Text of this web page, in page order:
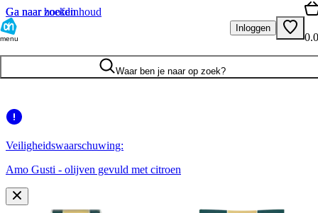
Ga naar hoofdinhoud
Ga naar zoeken
menu
Inloggen
Waar ben je naar op zoek?
Veiligheidswaarschuwing:
Amo Gusti - olijven gevuld met citroen